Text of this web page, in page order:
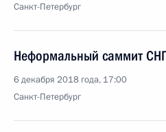
Санкт-Петербург
Неформальный саммит
6 декабря 2018 года, 17:00
Санкт-Петербург